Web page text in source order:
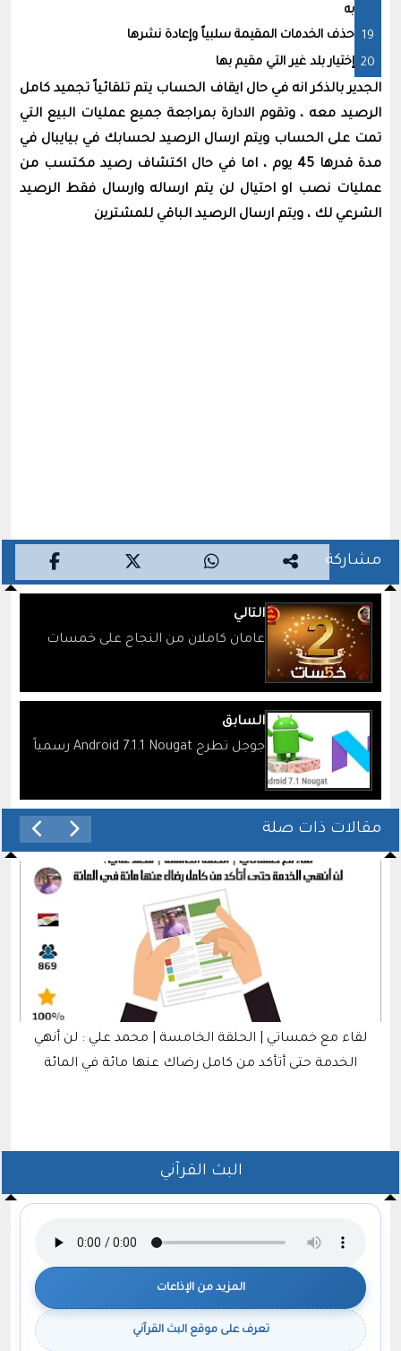
به
حذف الخدمات المقيمة سلبياً وإعادة نشرها
إختيار بلد غير التي مقيم بها
الجدير بالذكر انه في حال ايقاف الحساب يتم تلقائياً تجميد كامل
الرصيد معه ، وتقوم الادارة بمراجعة جميع عمليات البيع التي
تمت على الحساب ويتم ارسال الرصيد لحسابك في بيايبال في
مدة قدرها 45 يوم ، اما في حال اكتشاف رصيد مكتسب من
عمليات نصب او احتيال لن يتم ارساله وارسال فقط الرصيد
الشرعي لك ، ويتم ارسال الرصيد الباقي للمشترين
مشاركة
التالي
عامان كاملان من النجاح على خمسات
السابق
جوجل تطرح Android 7.1.1 Nougat رسمياً
مقالات ذات صلة
خمسات علي خفيف | الحلقة الثانية والعشرون | مجتمع
خمسات
البث القرآني
المزيد من الإذاعات
تعرف على موقع البث القرآني